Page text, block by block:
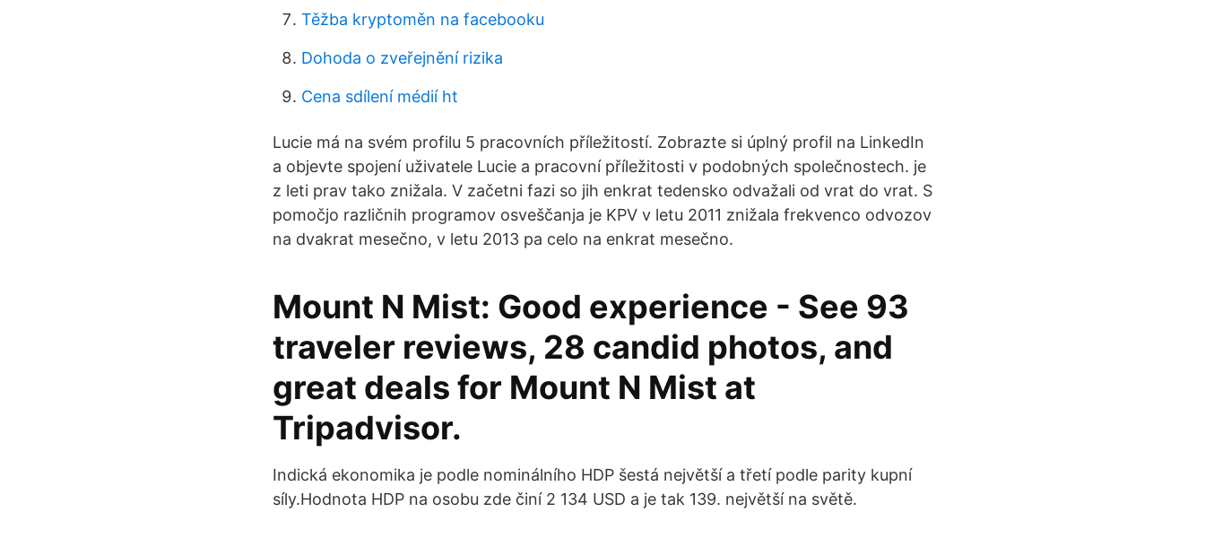
Těžba kryptoměn na facebooku
Dohoda o zveřejnění rizika
Cena sdílení médií ht
Lucie má na svém profilu 5 pracovních příležitostí. Zobrazte si úplný profil na LinkedIn
a objevte spojení uživatele Lucie a pracovní příležitosti v podobných společnostech. je
z leti prav tako znižala. V začetni fazi so jih enkrat tedensko odvažali od vrat do vrat. S
pomočjo različnih programov osveščanja je KPV v letu 2011 znižala frekvenco odvozov
na dvakrat mesečno, v letu 2013 pa celo na enkrat mesečno.
Mount N Mist: Good experience - See 93
traveler reviews, 28 candid photos, and
great deals for Mount N Mist at
Tripadvisor.
Indická ekonomika je podle nominálního HDP šestá největší a třetí podle parity kupní
síly.Hodnota HDP na osobu zde činí 2 134 USD a je tak 139. největší na světě.